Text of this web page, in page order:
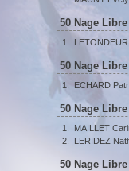
50 Nage
1.
50 Nage
1.
ECHARD
50 Nage
1.
MAILLET
2. LERIDEZ
50 Nage